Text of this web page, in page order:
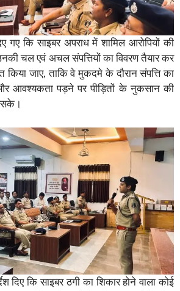
गए कि साइबर अपराध में शामिल आरोपियों की
चल एवं अचल संपत्तियों का विवरण तैयार कर
किया जाए, ताकि वे मुकदमे के दौरान संपत्ति का
आवश्यकता पड़ने पर पीड़ितों के नुकसान की
सके।
दिए कि साइबर ठगी का शिकार होने वाला कोई